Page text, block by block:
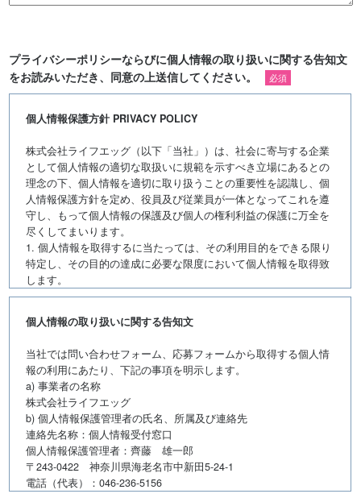
プライバシーポリシーならびに個人情報の取り扱いに関する告知文
をお読みいただき、同意の上送信してください。
必須
個人情報保護方針 PRIVACY POLICY
株式会社ライフエッグ（以下「当社」）は、社会に寄与する企業
として個人情報の適切な取扱いに規範を示すべき立場にあるとの
理念の下、個人情報を適切に取り扱うことの重要性を認識し、個
人情報保護方針を定め、役員及び従業員が一体となってこれを遵
守し、もって個人情報の保護及び個人の権利利益の保護に万全を
尽くしてまいります。
1. 個人情報を取得するに当たっては、その利用目的をできる限り
特定し、その目的の達成に必要な限度において個人情報を取得致
します。
2. 個人情報を、本人から直接、書面によって取得する場合には、
せした上で、必要な範囲で個人情報を取得致します。
います。また、目的外利用を行わないため、必要な対策を講じる
手順を確立し、実施致します。
4. 保有する個人情報を適切な方法で管理し、本人の同意なしに第
三者に開示・提供致しません。
5. 保有する個人情報を利用目的に応じた必要な範囲内において、
正確、かつ、最新の状態で管理し、個人情報の漏えい、滅失又は
毀損などのおそれに対して、合理的な安全対策を講じ、予防並び
に是正に努めます。
6. 個人情報の処理を外部へ委託する場合は、漏えいや第三者への
個人情報の取り扱いに関する告知文
当社では問い合わせフォーム、応募フォームから取得する個人情
報の利用にあたり、下記の事項を明示します。
a) 事業者の名称
株式会社ライフエッグ
b) 個人情報保護管理者の氏名、所属及び連絡先
連絡先名称：個人情報受付窓口
個人情報保護管理者：齊藤 雄一郎
〒243-0422 神奈川県海老名市中新田5-24-1
電話（代表）：046-236-5156